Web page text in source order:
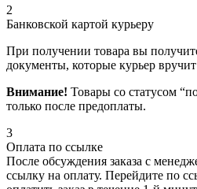
2
Банковской картой курьеру
При получении товара вы
документы, которые курьер вручит
Внимание! Товары со статусом
только после предоплаты.
3
Оплата по ссылке
После обсуждения заказа с
ссылку на оплату. Перейдите по